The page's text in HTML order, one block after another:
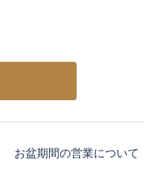
お盆期間の営業について